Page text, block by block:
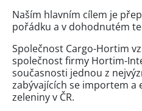
Naším hlavním cílem je
pořádku a v dohodnutém
Společnost Cargo-Hortim
společnost firmy Hortim-
současnosti jednou z
zabývajících se importem a
zeleniny v ČR.